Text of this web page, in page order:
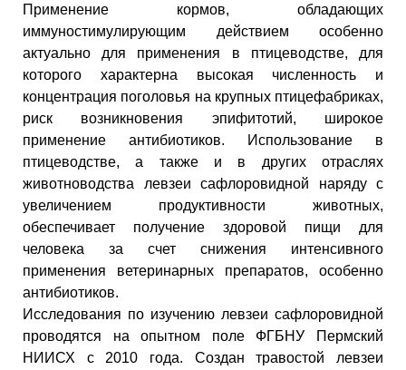
Применение кормов, обладающих
иммуностимулирующим действием особенно
актуально для применения в птицеводстве, для
которого характерна высокая численность и
концентрация поголовья на крупных птицефабриках,
риск возникновения эпифитотий, широкое
применение антибиотиков. Использование в
птицеводстве, а также и в других отраслях
животноводства левзеи сафлоровидной наряду с
увеличением продуктивности животных,
обеспечивает получение здоровой пищи для
человека за счет снижения интенсивного
применения ветеринарных препаратов, особенно
антибиотиков.
Исследования по изучению левзеи сафлоровидной
проводятся на опытном поле ФГБНУ Пермский
НИИСХ с 2010 года. Создан травостой левзеи